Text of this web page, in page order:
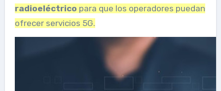
radioeléctrico para que los operadores puedan
ofrecer servicios 5G.